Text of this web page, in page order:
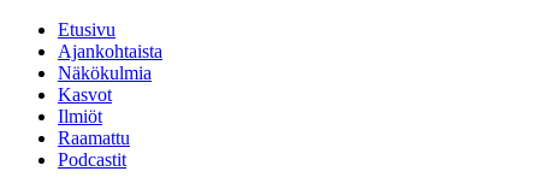
Etusivu
Ajankohtaista
Näkökulmia
Kasvot
Ilmiöt
Raamattu
Podcastit